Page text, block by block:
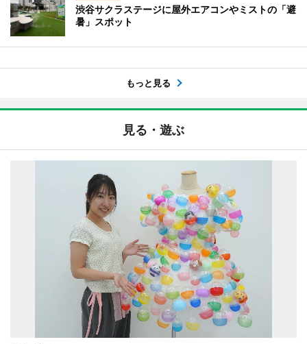
渋谷サクラステージに屋外エアコンやミストの「避
暑」スポット
もっと見る
見る・遊ぶ